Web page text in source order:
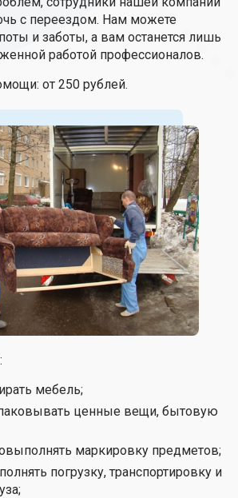
с переездом. Нам можете
и заботы, а вам останется лишь
работой профессионалов.
от 250 рублей.
мебель;
ценные вещи, бытовую
маркировку предметов;
погрузку, транспортировку и